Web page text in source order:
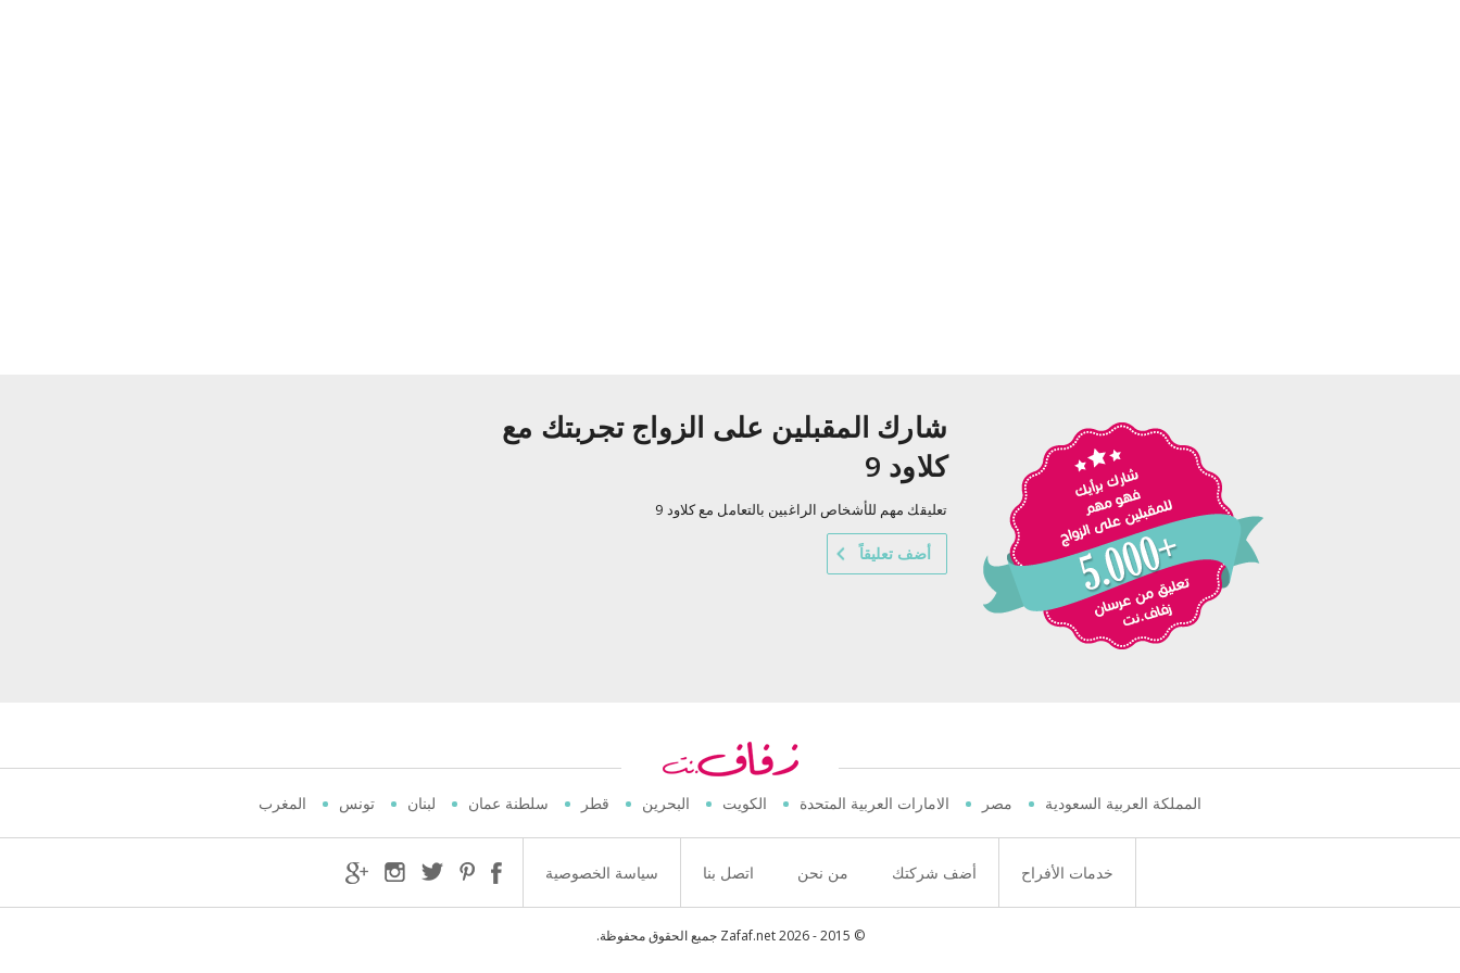
شارك المقبلين على الزواج تجربتك مع
كلاود 9
تعليقك مهم للأشخاص الراغبين بالتعامل مع كلاود 9
أضف تعليقاً
المملكة العربية السعودية مصر الامارات العربية المتحدة الكويت البحرين قطر سلطنة عمان لبنان تونس المغرب
خدمات الأفراح أضف شركتك من نحن اتصل بنا سياسة الخصوصية
© 2015 - 2026 Zafaf.net جميع الحقوق محفوظة.